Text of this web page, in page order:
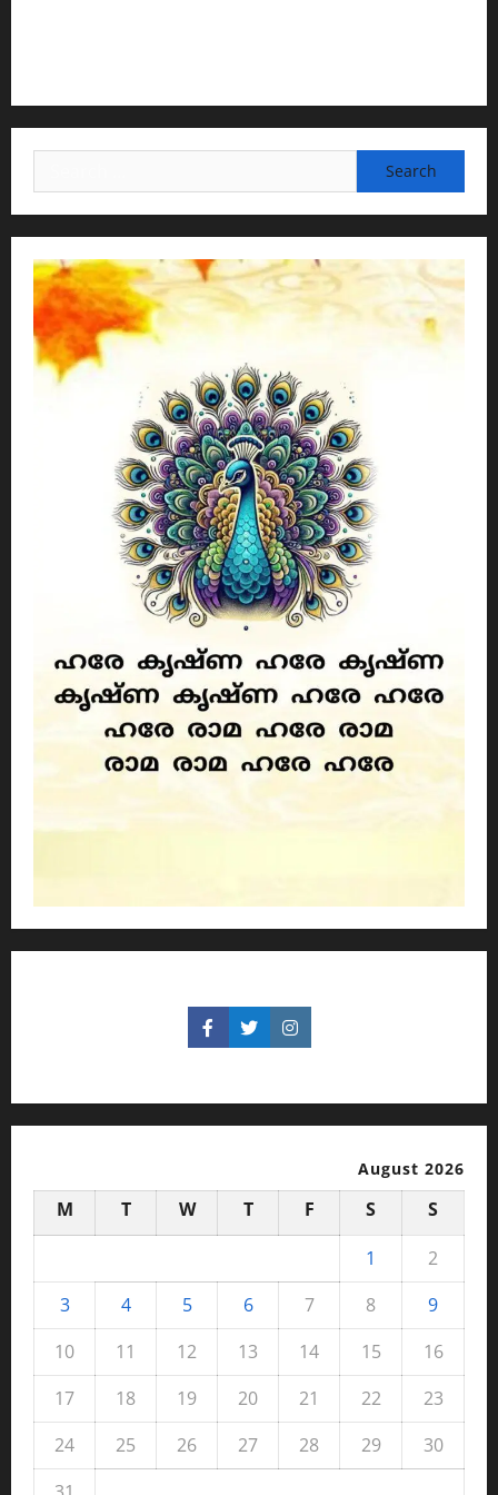
August 2026
M T W T F S
S
1
2
3
4 5 6 7 8
9
10
11 12 13 14 15
16
17
18 19 20 21 22
23
24
25 26 27 28 29
30